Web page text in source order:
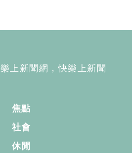
樂上新聞網，快樂上新聞
焦點
社會
休閒